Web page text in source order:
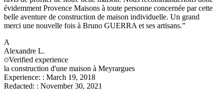
évidemment Provence Maisons à toute personne concernée par cette
belle aventure de construction de maison individuelle. Un grand
merci une nouvelle fois à Bruno GUERRA et ses artisans.”
A
Alexandre L.
Verified experience
la construction d'une maison à Meyrargues
Experience: : March 19, 2018
Redacted: : November 30, 2021